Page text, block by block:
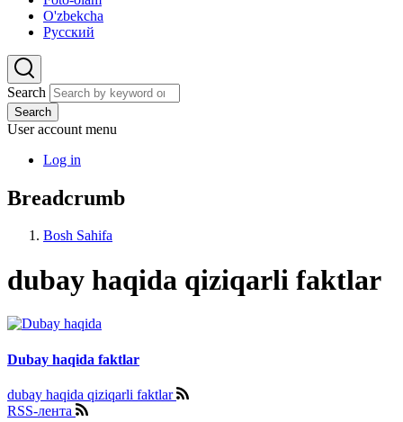
O'zbekcha
Русский
Search
Search
User account menu
Log in
Breadcrumb
Bosh Sahifa
dubay haqida qiziqarli faktlar
Dubay haqida faktlar
dubay haqida qiziqarli faktlar
RSS-лента